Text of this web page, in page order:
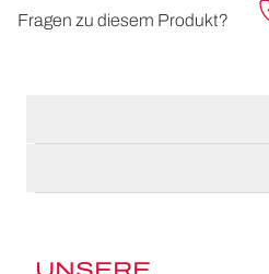
Fragen zu diesem Produkt?